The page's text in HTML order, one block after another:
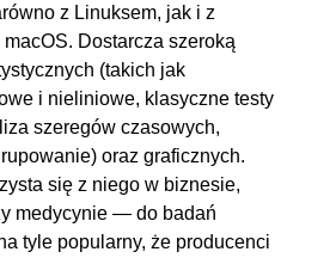
z Linuksem, jak i z
Dostarcza szeroką
(takich jak
i nieliniowe, klasyczne testy
szeregów czasowych,
oraz graficznych.
się z niego w biznesie,
medycynie — do badań
tyle popularny, że producenci